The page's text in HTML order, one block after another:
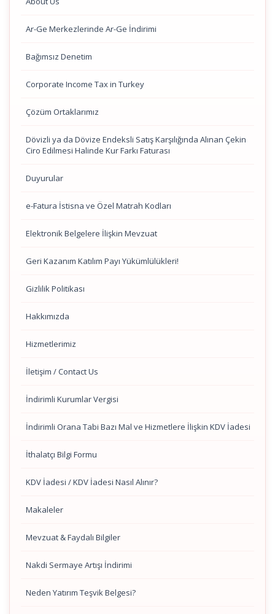
Ar-Ge Merkezlerinde Ar-Ge İndirimi
Bağımsız Denetim
Corporate Income Tax in Turkey
Çözüm Ortaklarımız
Dövizli ya da Dövize Endeksli Satış Karşılığında Alınan Çekin
Ciro Edilmesi Halinde Kur Farkı Faturası
Duyurular
e-Fatura İstisna ve Özel Matrah Kodları
Elektronik Belgelere İlişkin Mevzuat
Geri Kazanım Katılım Payı Yükümlülükleri!
Gizlilik Politikası
Hakkımızda
Hizmetlerimiz
İletişim / Contact Us
İndirimli Kurumlar Vergisi
İndirimli Orana Tabi Bazı Mal ve Hizmetlere İlişkin KDV İadesi
İthalatçı Bilgi Formu
KDV İadesi / KDV İadesi Nasıl Alınır?
Makaleler
Mevzuat & Faydalı Bilgiler
Nakdi Sermaye Artışı İndirimi
Neden Yatırım Teşvik Belgesi?